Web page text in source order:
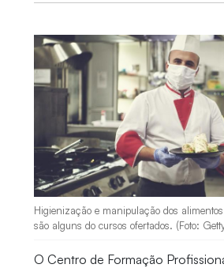
Higienização e manipulação dos
são alguns do cursos ofertados. (Foto:
O Centro de Formação